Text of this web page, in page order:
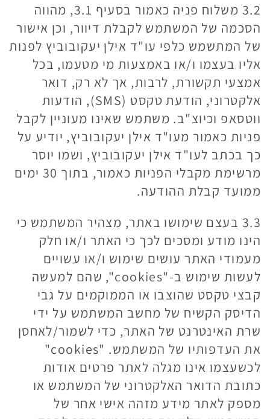
3.2 משלוח פניה כאמור בסעיף 3.1, מהווה
הסכמה של המשתמש לקבלת דיוור, וכן אישור
של המתשמש כלפי עו"ד אילן יעקובוביץ לפנות
אליו בעצמו ו/או באמצעות מי מטעמו, בכל
אמצעי תקשורת, לרבות, אך לא רק, דואר
אלקטרוני, הודעת טקסט (SMS), הודעות
ווטסאפ וכיוצ"ב. משתמש שאינו מעוניין לקבל
פניות כאמור מעו"ד אילן יעקובוביץ, יודיע על
כך בכתב לעו"ד אילן יעקובוביץ, ושמו יוסר
מרשימת מקבלי הפניות כאמור, בתוך 30 ימים
ממועד קבלת ההודעה.
3.3 בעצם שימושו באתר, מצהיר המשתמש כי
הינו מודע ומסכים לכך כי האתר ו/או חלק
מעמודי האתר עושים שימוש ו/או עשויים
לעשות שימוש ב-"cookies", שהם למעשה
קבצי טקסט שהוצבו או הממוקמים על גבי
הדיסק הקשיח של מחשב המשתמש על ידי
שרת האינטרנט של האתר, כדי לשמור/לאחסן
את העדפותיו של המשתמש. "cookies"
לכשעצמו אינו מגלה לאתר פרטים אודות
כתובת הדואר האלקטרוני של המשתמש או
מספק לאתר מידע מזהה אישי אחר של